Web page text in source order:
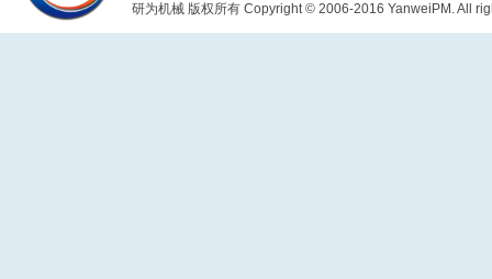
研为机械 版权所有 Copyright © 2006-2016 YanweiPM. All